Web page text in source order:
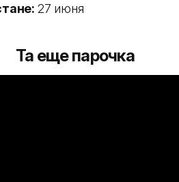
27 июня
Та еще парочка